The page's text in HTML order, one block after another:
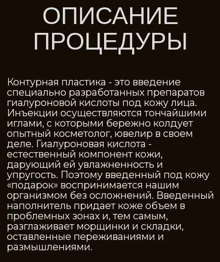
организмом без осложнений. Введенный
наполнитель придает коже объем в
проблемных зонах и, тем самым,
оставленные переживаниями и
размышлениями.
Эффект от контурной пластики
сохраняется до 12 месяцев.
Индивидуальная
непереносимость
компонентов
Возрастные изменения
кожи, снижение тонуса и
эластичности;
Склонность к
келоидных рубцов;
Герпес в стадии
обострения;
Гематологические
заболевания;
Недостаточный объем,
тонкие от природы губы;
Механические
повреждения кожи
Глубокие носогубные,
межбровные складки;
Дерматологические
Асимметрия лица;
Коррекция формы скул и
подбородка;
ПОКАЗАНИЯ